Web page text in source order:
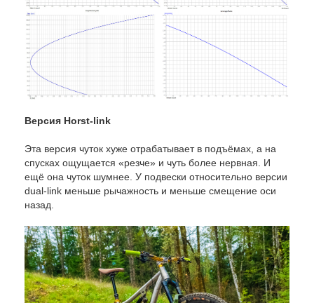
Версия Horst-link
Эта версия чуток хуже отрабатывает в подъёмах, а на
спусках ощущается «резче» и чуть более нервная. И
ещё она чуток шумнее. У подвески относительно версии
dual-link меньше рычажность и меньше смещение оси
назад.